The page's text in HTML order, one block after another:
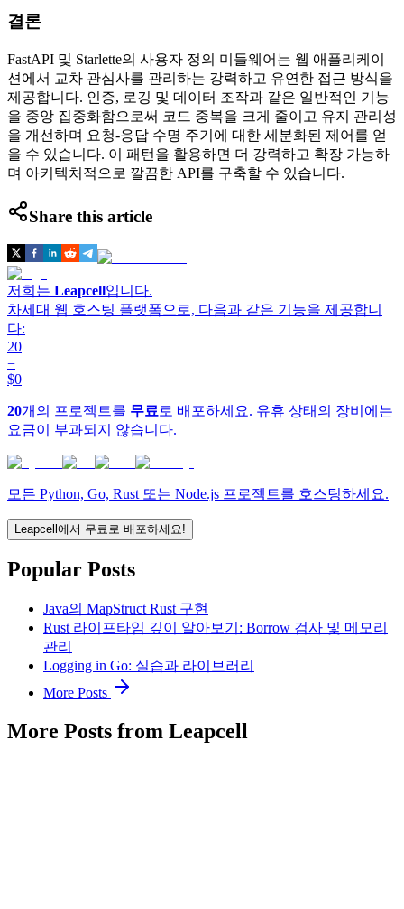
결론
FastAPI 및 Starlette의 사용자 정의 미들웨어는 웹 애플리케이
션에서 교차 관심사를 관리하는 강력하고 유연한 접근 방식을
제공합니다. 인증, 로깅 및 데이터 조작과 같은 일반적인 기능
을 중앙 집중화함으로써 코드 중복을 크게 줄이고 유지 관리성
을 개선하며 요청-응답 수명 주기에 대한 세분화된 제어를 얻
을 수 있습니다. 이 패턴을 활용하면 더 강력하고 확장 가능하
며 아키텍처적으로 깔끔한 API를 구축할 수 있습니다.
Share this article
저희는 Leapcell입니다.
차세대 웹 호스팅 플랫폼으로, 다음과 같은 기능을 제공합니
다:
20
=
$0
20개의 프로젝트를 무료 로 배포하세요. 유휴 상태의 장비에는
요금이 부과되지 않습니다.
모든 Python, Go, Rust 또는 Node.js 프로젝트를 호스팅하세요.
Leapcell에서 무료로 배포하세요!
Popular Posts
Java의 MapStruct Rust 구현
Rust 라이프타임 깊이 알아보기: Borrow 검사 및 메모리
관리
Logging in Go: 실습과 라이브러리
More Posts
More Posts from Leapcell